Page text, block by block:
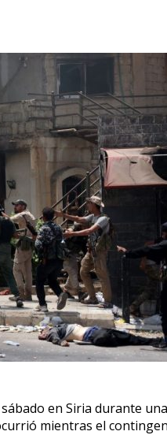
en Siria durante
mientras el